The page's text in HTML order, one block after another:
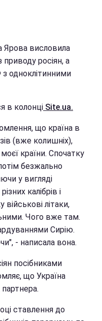
Ярова висловила
росіян, а
одноклітинними
в колонці Site.ua.
що країна в
(вже колишніх),
країни. Спочатку
безжально
у вигляді
калібрів і
літаки,
Чого вже там.
Сирію.
- написала вона.
посібниками
що Україна
партнера.
ставлення до